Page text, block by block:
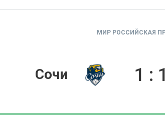
МИР РОССИЙСКАЯ
Сочи 1 :